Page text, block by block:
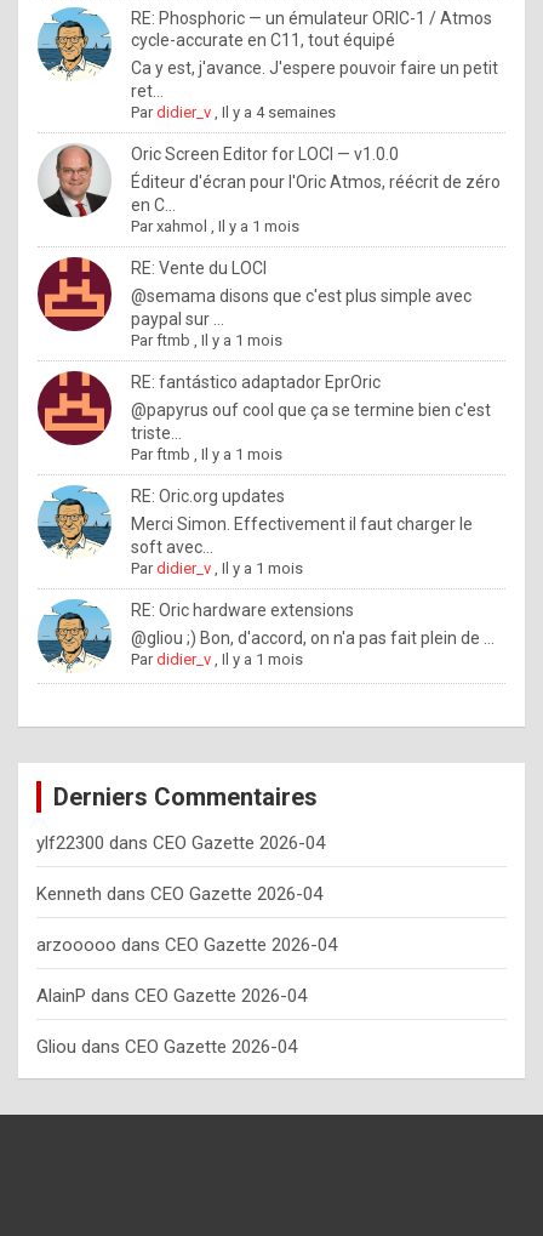
l
e
.
I
f
y
u
w
a
n
t
o
n
o
w
h
o
w
o
t
e
n
y
o
u
s
h
RE: Phosphoric — un émulateur ORIC-1 / Atmos
cycle-accurate en C11, tout équipé
Ca y est, j'avance. J'espere pouvoir faire un petit
ret...
Pardidier_v ,Il y a 4 semaines
Oric Screen Editor for LOCI — v1.0.0
Éditeur d'écran pour l'Oric Atmos, réécrit de zéro
en C...
Parxahmol ,Il y a 1 mois
RE: Vente du LOCI
@semama disons que c'est plus simple avec
paypal sur ...
Parftmb ,Il y a 1 mois
RE: fantástico adaptador EprOric
@papyrus ouf cool que ça se termine bien c'est
triste...
Parftmb ,Il y a 1 mois
RE: Oric.org updates
Merci Simon. Effectivement il faut charger le
soft avec...
Pardidier_v ,Il y a 1 mois
RE: Oric hardware extensions
@gliou ;) Bon, d'accord, on n'a pas fait plein de ...
Pardidier_v ,Il y a 1 mois
Derniers Commentaires
ylf22300 dans CEO Gazette 2026-04
Kenneth dans CEO Gazette 2026-04
arzooooo dans CEO Gazette 2026-04
AlainP dans CEO Gazette 2026-04
Gliou dans CEO Gazette 2026-04